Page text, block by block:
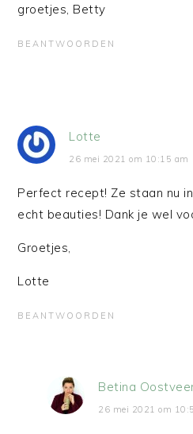
groetjes, Betty
BEANTWOORDEN
Lotte
26 mei 2021 om 10:15 am
Perfect recept! Ze staan nu
echt beauties! Dank je wel
Groetjes,
Lotte
BEANTWOORDEN
Betina
26 mei 2021 om